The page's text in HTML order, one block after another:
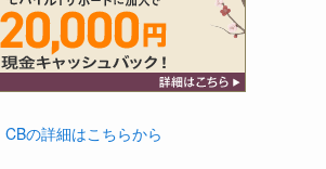
CBの詳細はこちらから